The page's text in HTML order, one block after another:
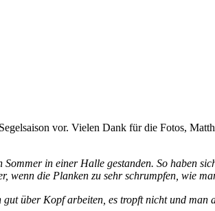
vor. Vielen Dank für die Fotos,
in einer Halle gestanden. So haben
wenn die Planken zu sehr schrumpfen, wie
über Kopf arbeiten, es tropft nicht und